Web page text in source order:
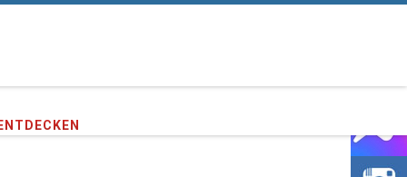
unseren372,798